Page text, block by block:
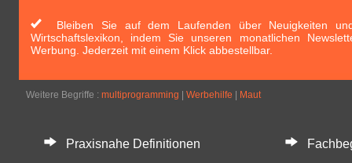
Bleiben Sie auf dem Laufenden über Neuigkeiten
Wirtschaftslexikon, indem Sie unseren monatlichen
Werbung. Jederzeit mit einem Klick abbestellbar.
Weitere Begriffe : multiprogramming Werbehilfe Maut
Praxisnahe Definitionen